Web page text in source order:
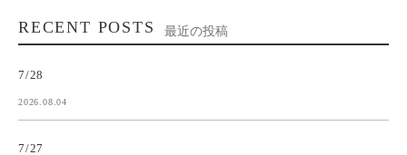
RECENT POSTS 最近の投稿
7/28
2026.08.04
7/27